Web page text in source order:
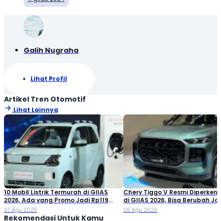
Galih Nugraha
Lihat Profil
Artikel Tren Otomotif
Lihat Lainnya
10 Mobil Listrik Termurah di GIIAS
2026, Ada yang Promo Jadi Rp119
Jutaan!
07 Agu 2026
Chery Tiggo V Resmi
di GIIAS 2026, Bisa Berubah
Double Cabin
06 Agu 2026
Rekomendasi Untuk Kamu